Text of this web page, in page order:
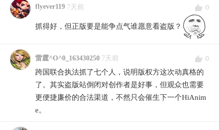
flyever119 7天前 0
抓得好，但正版要是能争点气谁愿意看盗版？
雷霆^O^0_163430250 7天前
0
跨国联合执法抓了七个人，说明版权方这次动真格的
了。其实盗版站倒闭对创作者是好事，但观众也需要
更便捷廉价的合法渠道，不然只会催生下一个HiAnim
e。